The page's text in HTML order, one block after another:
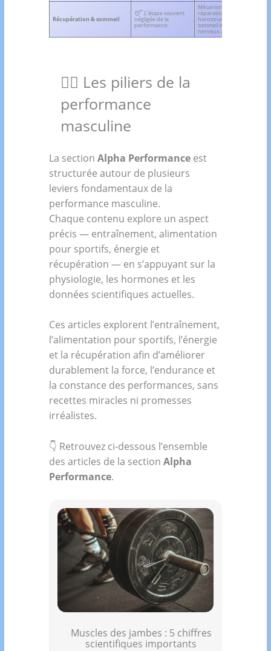
Récupération & sommeil
😴 L’étape souvent
négligée de la
performance.
Mécanismes de
réparation
hormonale, qualité du
sommeil et équilibre
nerveux après l’effort.
🏋️‍♂️ Les piliers de la
performance
masculine
La sectionAlpha Performance est
structurée autour de plusieurs
leviers fondamentaux de la
performance masculine.
Chaque contenu explore un aspect
précis — entraînement, alimentation
pour sportifs, énergie et
récupération — en s’appuyant sur la
physiologie, les hormones et les
données scientifiques actuelles.
Ces articles explorent l’entraînement,
l’alimentation pour sportifs, l’énergie
et la récupération afin d’améliorer
durablement la force, l’endurance et
la constance des performances, sans
recettes miracles ni promesses
irréalistes.
👇 Retrouvez ci-dessous l’ensemble
des articles de la sectionAlpha
Performance.
Muscles des jambes : 5 chiffres
scientifiques importants